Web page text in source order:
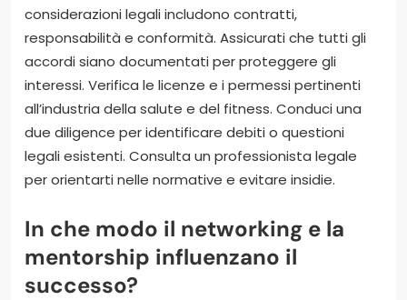
considerazioni legali includono contratti,
responsabilità e conformità. Assicurati che tutti gli
accordi siano documentati per proteggere gli
interessi. Verifica le licenze e i permessi pertinenti
all’industria della salute e del fitness. Conduci una
due diligence per identificare debiti o questioni
legali esistenti. Consulta un professionista legale
per orientarti nelle normative e evitare insidie.
In che modo il networking e la
mentorship influenzano il
successo?